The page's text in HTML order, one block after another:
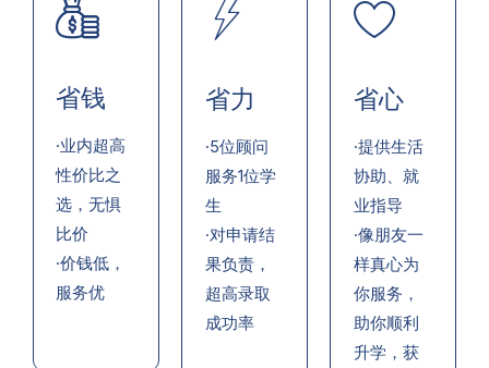
省钱
·业内超高
性价比之
选，无惧
比价
·价钱低，
服务优
省力
·5位顾问
服务1位学
生
·对申请结
果负责，
超高录取
成功率
省心
·提供生活
协助、就
业指导
·像朋友一
样真心为
你服务，
助你顺利
升学，获